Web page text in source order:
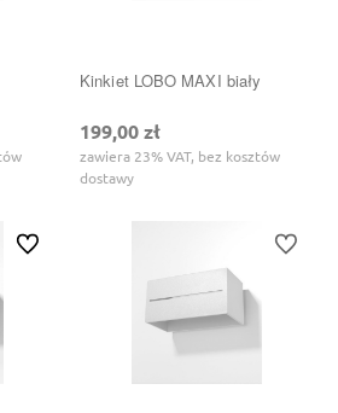
Kinkiet LOBO MAXI biały
199,00 zł
zawiera 23% VAT, bez kosztów
dostawy
Do ulubionych Do